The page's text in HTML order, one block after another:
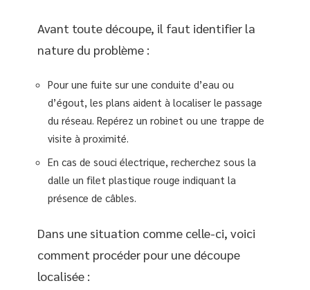
Avant toute découpe, il faut identifier la
nature du problème :
Pour une fuite sur une conduite d’eau ou
d’égout, les plans aident à localiser le passage
du réseau. Repérez un robinet ou une trappe de
visite à proximité.
En cas de souci électrique, recherchez sous la
dalle un filet plastique rouge indiquant la
présence de câbles.
Dans une situation comme celle-ci, voici
comment procéder pour une découpe
localisée :